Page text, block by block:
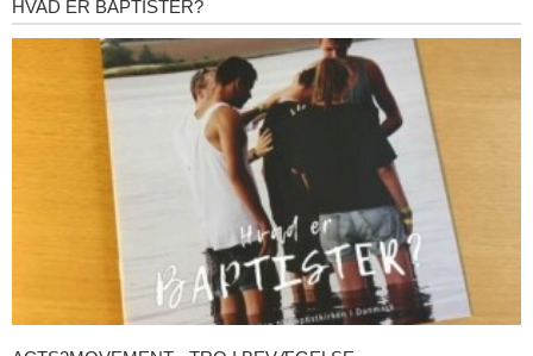
Hvad
er
HVAD ER BAPTISTER?